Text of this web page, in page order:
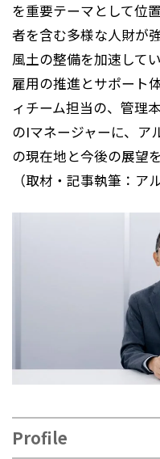
を重要テーマとして位
者を含む多様な人財が
風土の整備を加速して
雇用の推進とサポート
ィチーム担当の、管理
のIマネージャーに、ア
の現在地と今後の展望
（取材・記事執筆：ア
Profile